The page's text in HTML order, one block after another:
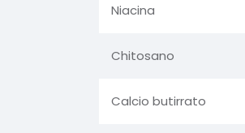
Niacina
Chitosano
Calcio butirrato